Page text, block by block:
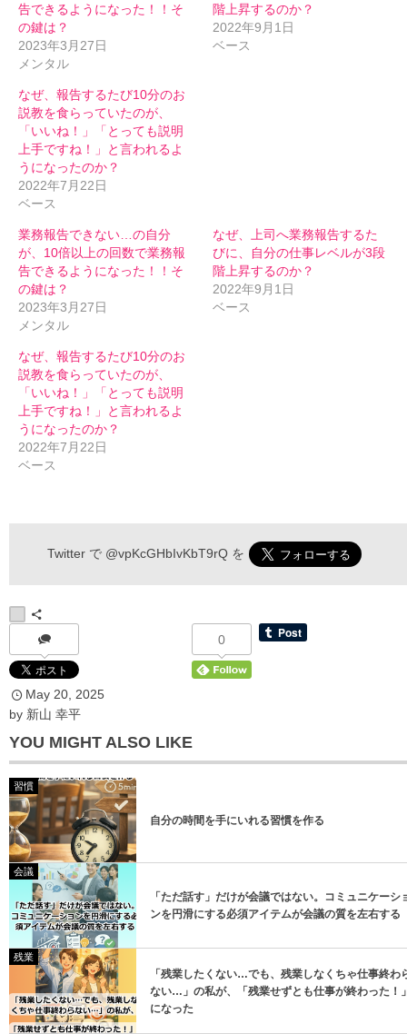
告できるようになった！！そ
の鍵は？
2023年3月27日
メンタル
階上昇するのか？
2022年9月1日
ベース
なぜ、報告するたび10分のお
説教を食らっていたのが、
「いいね！」「とっても説明
上手ですね！」と言われるよ
うになったのか？
2022年7月22日
ベース
業務報告できない…の自分
が、10倍以上の回数で業務報
告できるようになった！！そ
の鍵は？
2023年3月27日
メンタル
なぜ、上司へ業務報告するた
びに、自分の仕事レベルが3段
階上昇するのか？
2022年9月1日
ベース
なぜ、報告するたび10分のお
説教を食らっていたのが、
「いいね！」「とっても説明
上手ですね！」と言われるよ
うになったのか？
2022年7月22日
ベース
お名前 *
メールアドレス
登録
Twitter で @vpKcGHbIvKbT9rQ を
0
May 20 2025
by 新山 幸平
YOU MIGHT ALSO LIKE
習慣
自分の時間を手にいれる習慣を作る
会議
「ただ話す」だけが会議ではない。コミュニケーシ
ンを円滑にする必須アイテムが会議の質を左右する
残業
「残業したくない…でも、残業しなくちゃ仕事終わ
ない…」の私が、「残業せずとも仕事が終わった！
になった